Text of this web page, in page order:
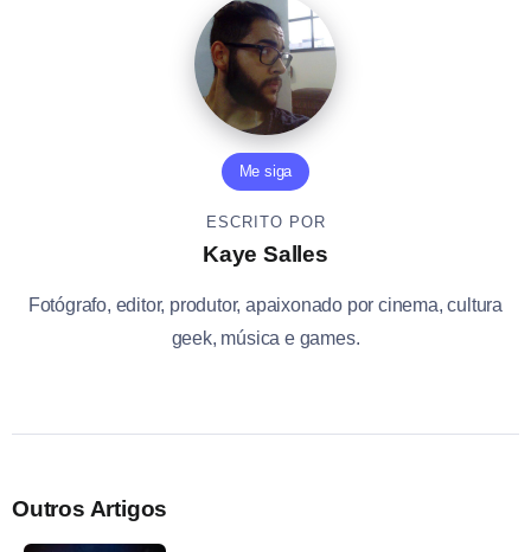
Me siga
ESCRITO POR
Kaye Salles
Fotógrafo, editor, produtor, apaixonado por cinema, cultura
geek, música e games.
Outros Artigos